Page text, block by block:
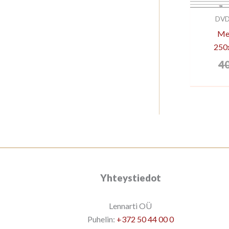
Yhteystiedot
Lennarti OÜ
Puhelin: +372 50 44 00 0